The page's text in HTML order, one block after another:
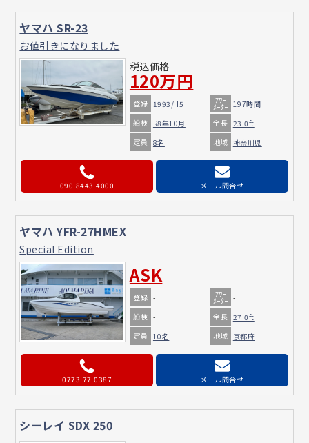
ヤマハ SR-23
お値引きになりました
税込価格
120万円
登録 1993/H5 ｱﾜｰ
ﾒｰﾀｰ 197時間
船検
R8年10月 全長 23.0ft
定員 8名 地域 神奈川県
090-8443-4000 メール問合せ
ヤマハ YFR-27HMEX
Special Edition
ASK
登録 - ｱﾜｰ
ﾒｰﾀｰ -
船検 - 全長 27.0ft
定員 10名 地域 京都府
0773-77-0387 メール問合せ
シーレイ SDX 250